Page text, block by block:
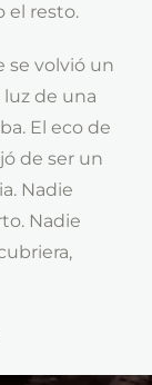
el resto.
se volvió un
luz de una
El eco de
de ser un
Nadie
Nadie